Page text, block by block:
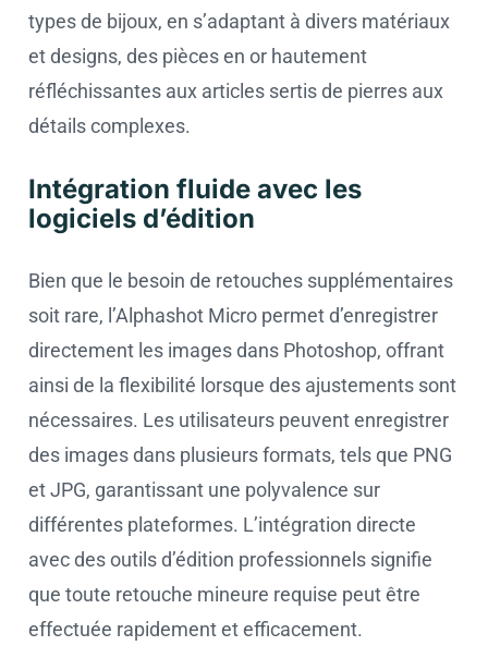
types de bijoux, en s’adaptant à divers matériaux
et designs, des pièces en or hautement
réfléchissantes aux articles sertis de pierres aux
détails complexes.
Intégration fluide avec les
logiciels d’édition
Bien que le besoin de retouches supplémentaires
soit rare, l’Alphashot Micro permet d’enregistrer
directement les images dans Photoshop, offrant
ainsi de la flexibilité lorsque des ajustements sont
nécessaires. Les utilisateurs peuvent enregistrer
des images dans plusieurs formats, tels que PNG
et JPG, garantissant une polyvalence sur
différentes plateformes. L’intégration directe
avec des outils d’édition professionnels signifie
que toute retouche mineure requise peut être
effectuée rapidement et efficacement.